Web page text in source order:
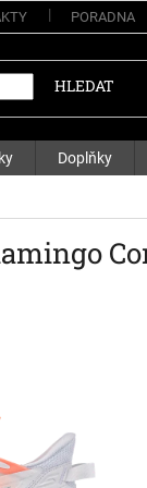
PORADNA
HLEDAT
Doplňky